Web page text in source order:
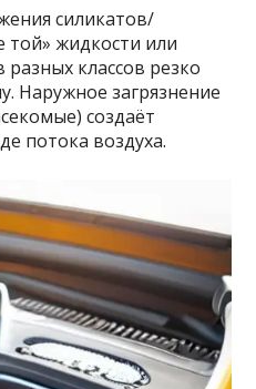
силикатов/
той» жидкости или
классов резко
Наружное загрязнение
создаёт
потока воздуха.